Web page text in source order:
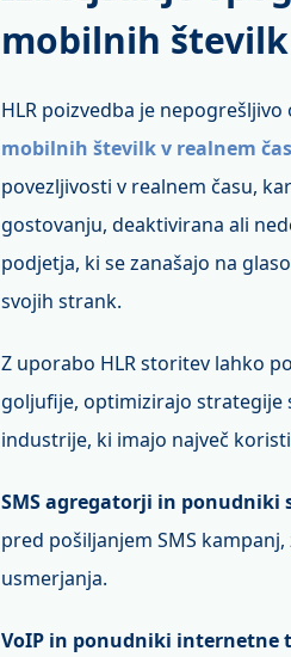
mobilnih številk
HLR poizvedba je
mobilnih številk v realnem
povezljivosti v realnem času,
gostovanju, deaktivirana ali
podjetja, ki se zanašajo na
svojih strank.
Z uporabo HLR storitev lahko
goljufije, optimizirajo strategije
industrije, ki imajo največ
SMS agregatorji in ponudniki
pred pošiljanjem SMS
usmerjanja.
VoIP in ponudniki internetne